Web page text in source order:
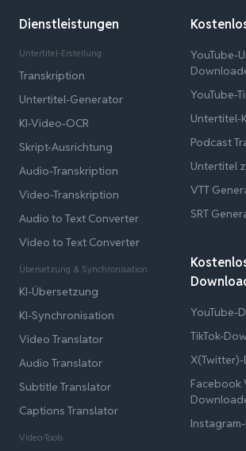
Dienstleistungen
Untertitel-Erstellung
Transkription
Untertitel-Generator
KI-Video-OCR
Skript-Ausrichtung
Audio-Transkription
Video-Transkription
Audio to Text Converter
Video to Text Converter
Übersetzung & Synchronisation
KI-Übersetzung
KI-Synchronisation
Video Translator
Audio Translator
Subtitle Translator
Captions Translator
Video-Tools
YouTube-
YouTube-
Untertitel-
Podcast
Untertitel
VTT
SRT
YouTube-
TikTok-
Facebook